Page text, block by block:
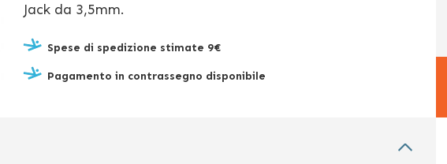
Jack da 3,5mm.
Spese di spedizione stimate 9€
Pagamento in contrassegno disponibile